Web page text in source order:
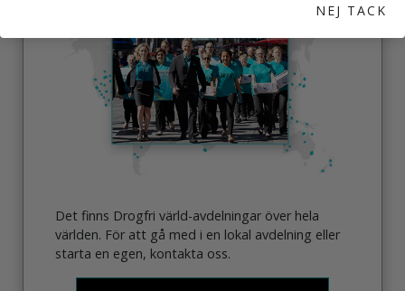
Det finns Drogfri värld-avdelningar över hela
världen. För att gå med i en lokal avdelning eller
starta en egen, kontakta oss.
NEJ TACK